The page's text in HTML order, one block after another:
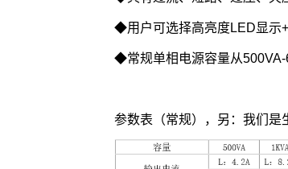
◆用户可选择高亮度LED显示
◆常规单相电源容量从500VA-
参数表（常规），另：我们是